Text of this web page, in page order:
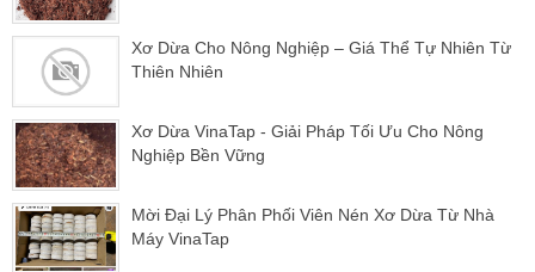
Xơ Dừa Cho Nông Nghiệp – Giá Thể Tự Nhiên Từ
Thiên Nhiên
Xơ Dừa VinaTap - Giải Pháp Tối Ưu Cho Nông
Nghiệp Bền Vững
Mời Đại Lý Phân Phối Viên Nén Xơ Dừa Từ Nhà
Máy VinaTap